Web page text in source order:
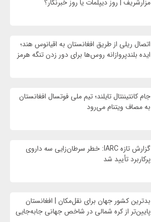
مزارشریف | روز دیپلمات یا روز خبرنگار؟
اتصال ریلی از طریق افغانستان به اقیانوس هند؛
ایده بلندپروازانه روس‌ها برای دور زدن تنگه هرمز
جام کانتیننتال تایلند؛ تیم ملی فوتسال افغانستان
به مصاف ویتنام می‌رود
گزارش تازه IARC: خطر سرطان‌زایی سه داروی
پرکاربرد تأیید شد
بدترین کشور جهان برای نقل‌مکان | افغانستان
پایین‌تر از کره شمالی در شاخص جهانی جابه‌جایی